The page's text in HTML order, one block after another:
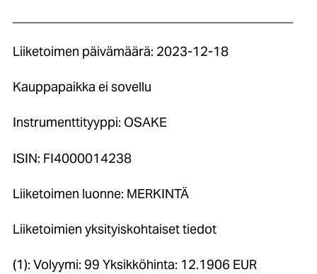
Liiketoimen päivämäärä: 2023-12-18
Kauppapaikka ei sovellu
Instrumenttityyppi: OSAKE
ISIN: FI4000014238
Liiketoimen luonne: MERKINTÄ
Liiketoimien yksityiskohtaiset tiedot
(1): Volyymi: 99 Yksikköhinta: 12.1906 EUR